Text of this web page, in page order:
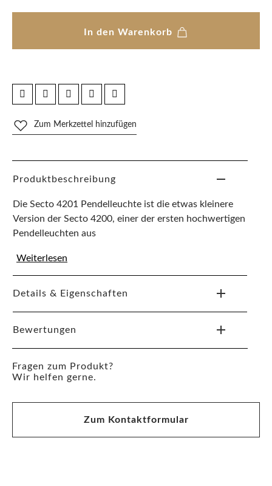
In den Warenkorb
Zum Merkzettel hinzufügen
Produktbeschreibung
Die Secto 4201 Pendelleuchte ist die etwas kleinere
Version der Secto 4200, einer der ersten hochwertigen
Pendelleuchten aus
Weiterlesen
Details & Eigenschaften
Bewertungen
Fragen zum Produkt?
Wir helfen gerne.
Zum Kontaktformular